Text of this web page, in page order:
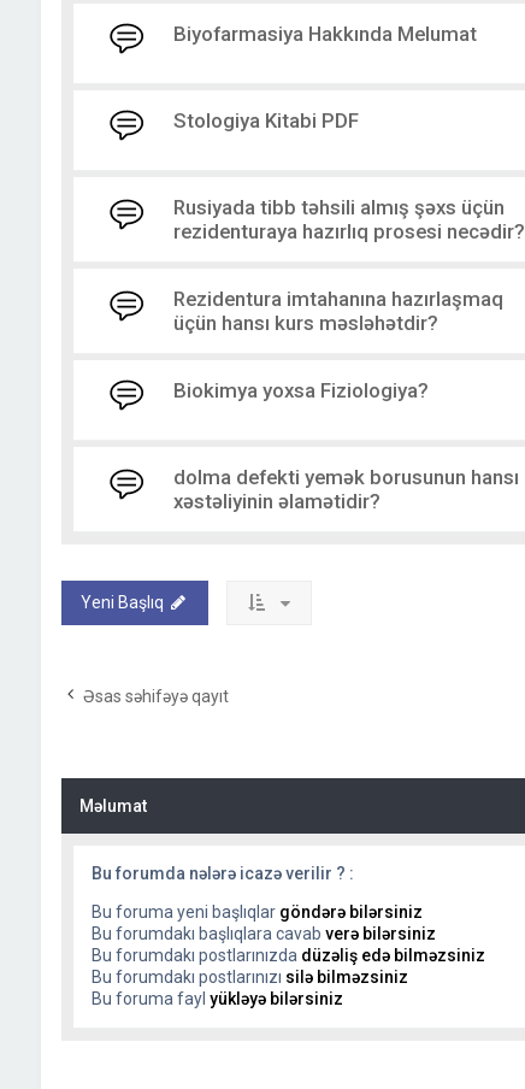
Biyofarmasiya Hakkında Melumat
Stologiya Kitabi PDF
Rusiyada tibb təhsili almış şəxs üçün
rezidenturaya hazırlıq prosesi necədir?
Rezidentura imtahanına hazırlaşmaq
üçün hansı kurs məsləhətdir?
Biokimya yoxsa Fiziologiya?
dolma defekti yemək borusunun hansı
xəstəliyinin əlamətidir?
Yeni Başlıq
Əsas səhifəyə qayıt
Məlumat
Bu forumda nələrə icazə verilir ? :
Bu foruma yeni başlıqlar göndərə bilərsiniz
Bu forumdakı başlıqlara cavab verə bilərsiniz
Bu forumdakı postlarınızda düzəliş edə bilməzsiniz
Bu forumdakı postlarınızı silə bilməzsiniz
Bu foruma fayl yükləyə bilərsiniz